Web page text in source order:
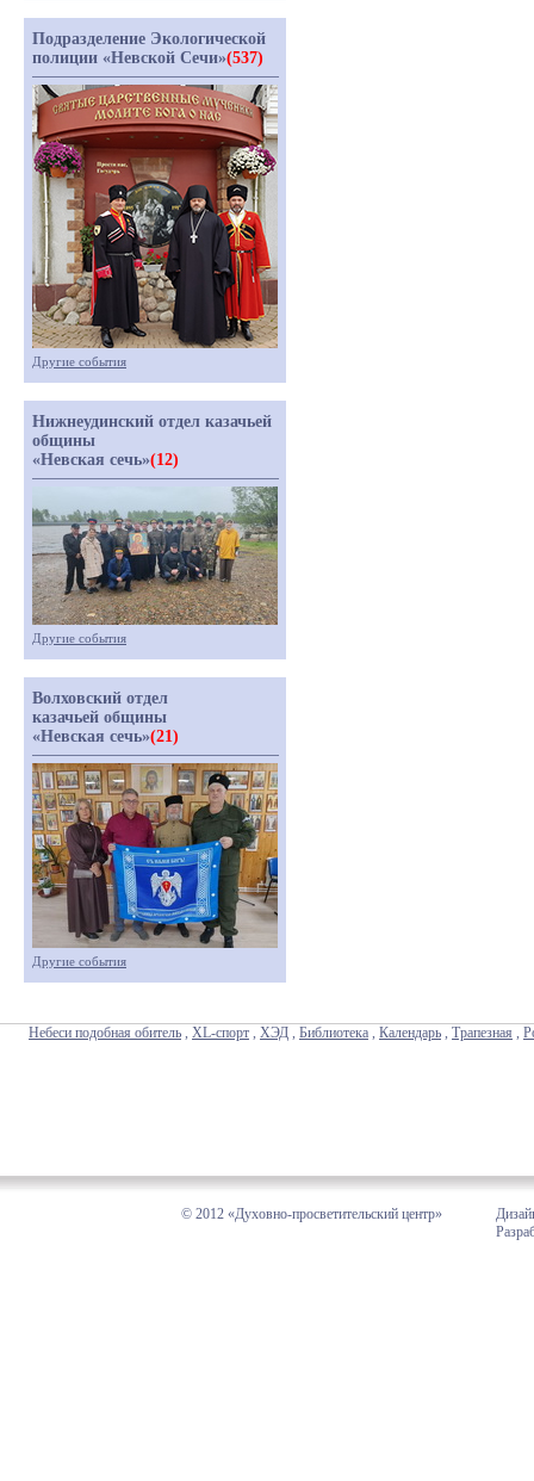
Подразделение Экологической
полиции «Невской Сечи»(537)
Другие события
Нижнеудинский отдел казачьей
общины
«Невская сечь»(12)
Другие события
Волховский отдел
казачьей общины
«Невская сечь»(21)
Другие события
Небеси подобная обитель , XL-спорт , ХЭД , Библиотека , Календарь , Трапезная ,
© 2012 «Духовно-просветительский центр»